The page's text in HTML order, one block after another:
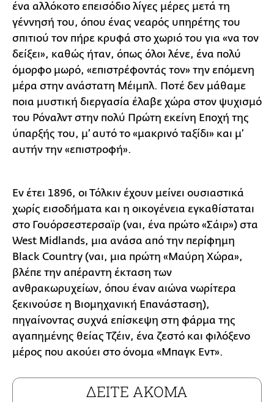
ένα αλλόκοτο επεισόδιο λίγες μέρες μετά τη
γέννησή του, όπου ένας νεαρός υπηρέτης του
σπιτιού τον πήρε κρυφά στο χωριό του για «να τον
δείξει», καθώς ήταν, όπως όλοι λένε, ένα πολύ
όμορφο μωρό, «επιστρέφοντάς τον» την επόμενη
μέρα στην ανάστατη Μέιμπλ. Ποτέ δεν μάθαμε
ποια μυστική διεργασία έλαβε χώρα στον ψυχισμό
του Ρόναλντ στην πολύ Πρώτη εκείνη Εποχή της
ύπαρξής του, μ’ αυτό το «μακρινό ταξίδι» και μ’
αυτήν την «επιστροφή».
Εν έτει 1896, οι Τόλκιν έχουν μείνει ουσιαστικά
χωρίς εισοδήματα και η οικογένεια εγκαθίσταται
στο Γουόρσεστερσαϊρ (ναι, ένα πρώτο «Σάιρ») στα
West Midlands, μια ανάσα από την περίφημη
Black Country (ναι, μια πρώτη «Μαύρη Χώρα»,
βλέπε την απέραντη έκταση των
ανθρακωρυχείων, όπου έναν αιώνα νωρίτερα
ξεκινούσε η Βιομηχανική Επανάσταση),
πηγαίνοντας συχνά επίσκεψη στη φάρμα της
αγαπημένης θείας Τζέιν, ένα ζεστό και φιλόξενο
μέρος που ακούει στο όνομα «Μπαγκ Εντ».
ΔΕΙΤΕ ΑΚΟΜΑ